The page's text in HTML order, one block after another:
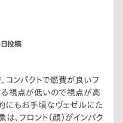
投稿
コンパクトで燃費が良いフ
る視点が低いので視点が高
にもお手頃なヴェゼルにた
、フロント（顔）がインパク